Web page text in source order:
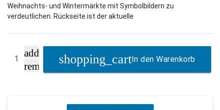
Weihnachts- und Wintermärkte mit Symbolbildern zu
verdeutlichen. Rückseite ist der aktuelle
add
remove
In den Warenkorb